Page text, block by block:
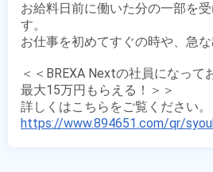
お給料日前に働いた分の一部を
す。
お仕事を初めてすぐの時や、急
＜＜BREXA Nextの社員になって
最大15万円もらえる！＞＞
https://www.894651.com/qr/